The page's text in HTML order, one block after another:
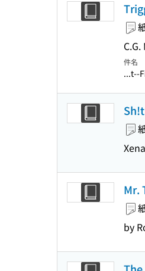
件名
...t--
Mr.
by